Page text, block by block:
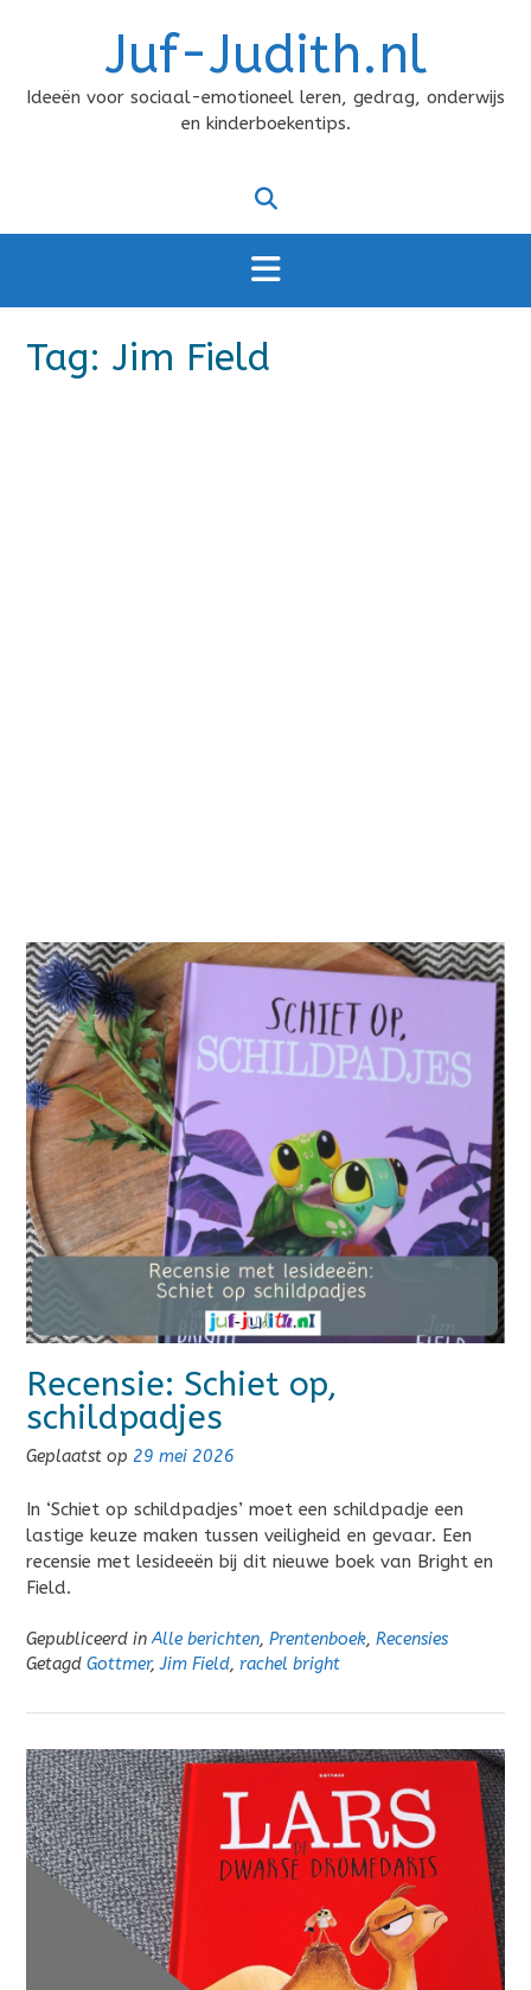
Juf-Judith.nl
Ideeën voor sociaal-emotioneel leren, gedrag, onderwijs
en kinderboekentips.
Tag: Jim Field
Recensie: Schiet op,
schildpadjes
Geplaatst op 29 mei 2026
In ‘Schiet op schildpadjes’ moet een schildpadje een
lastige keuze maken tussen veiligheid en gevaar. Een
recensie met lesideeën bij dit nieuwe boek van Bright en
Field.
Gepubliceerd inAlle berichten, Prentenboek, Recensies
Getagd Gottmer,Jim Field, rachel bright